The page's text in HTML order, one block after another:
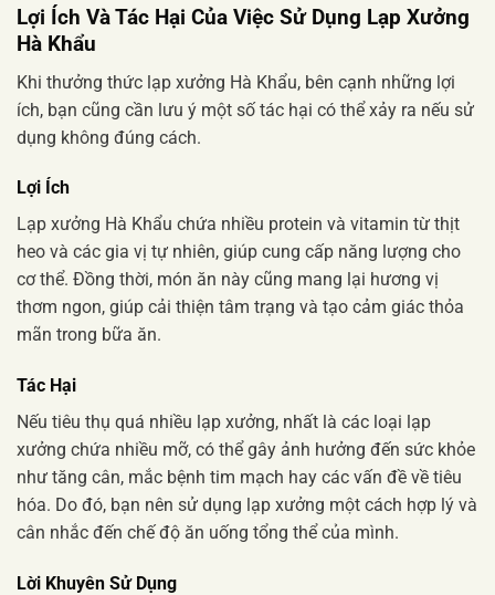
Lợi Ích Và Tác Hại Của Việc Sử Dụng Lạp Xưởng
Hà Khẩu
Khi thưởng thức lạp xưởng Hà Khẩu, bên cạnh những lợi
ích, bạn cũng cần lưu ý một số tác hại có thể xảy ra nếu sử
dụng không đúng cách.
Lợi Ích
Lạp xưởng Hà Khẩu chứa nhiều protein và vitamin từ thịt
heo và các gia vị tự nhiên, giúp cung cấp năng lượng cho
cơ thể. Đồng thời, món ăn này cũng mang lại hương vị
thơm ngon, giúp cải thiện tâm trạng và tạo cảm giác thỏa
mãn trong bữa ăn.
Tác Hại
Nếu tiêu thụ quá nhiều lạp xưởng, nhất là các loại lạp
xưởng chứa nhiều mỡ, có thể gây ảnh hưởng đến sức khỏe
như tăng cân, mắc bệnh tim mạch hay các vấn đề về tiêu
hóa. Do đó, bạn nên sử dụng lạp xưởng một cách hợp lý và
cân nhắc đến chế độ ăn uống tổng thể của mình.
Lời Khuyên Sử Dụng